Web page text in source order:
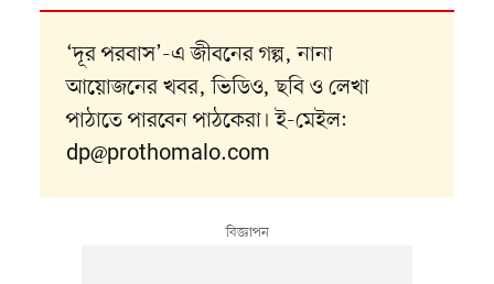
‘দূর পরবাস’-এ জীবনের গল্প, নানা
আয়োজনের খবর, ভিডিও, ছবি ও লেখা
পাঠাতে পারবেন পাঠকেরা। ই-মেইল:
dp@prothomalo.com